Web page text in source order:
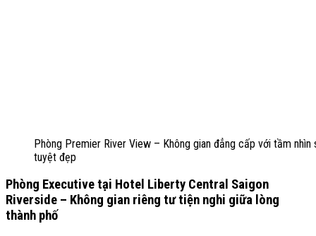
Phòng Premier River View – Không gian đẳng cấp với tầm nhìn
tuyệt đẹp
Phòng Executive tại Hotel Liberty Central Saigon
Riverside – Không gian riêng tư tiện nghi giữa lòng
thành phố